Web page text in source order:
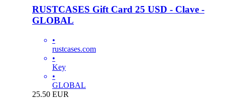
RUSTCASES Gift Card 25 USD - Clave -
GLOBAL
•
rustcases.com
•
Key
•
GLOBAL
25.50 EUR